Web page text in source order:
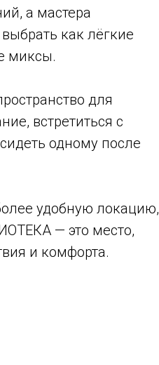
а мастера
как лёгкие
миксы.
для
встретиться с
одному после
удобную локацию,
— это место,
и комфорта.